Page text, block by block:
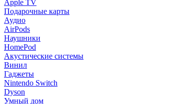
Apple TV
Подарочные карты
Аудио
AirPods
Наушники
HomePod
Акустические системы
Винил
Гаджеты
Nintendo Switch
Dyson
Умный дом